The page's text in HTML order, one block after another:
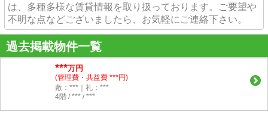
は、多種多様な賃貸情報を取り扱っております。ご要望や
不明な点などございましたら、お気軽にご連絡下さい。
過去掲載物件一覧
***万円
(管理費・共益費 ***円)
敷：***｜礼：***
4階 / *** / ***